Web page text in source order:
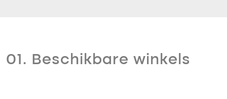
01. Beschikbare winkels